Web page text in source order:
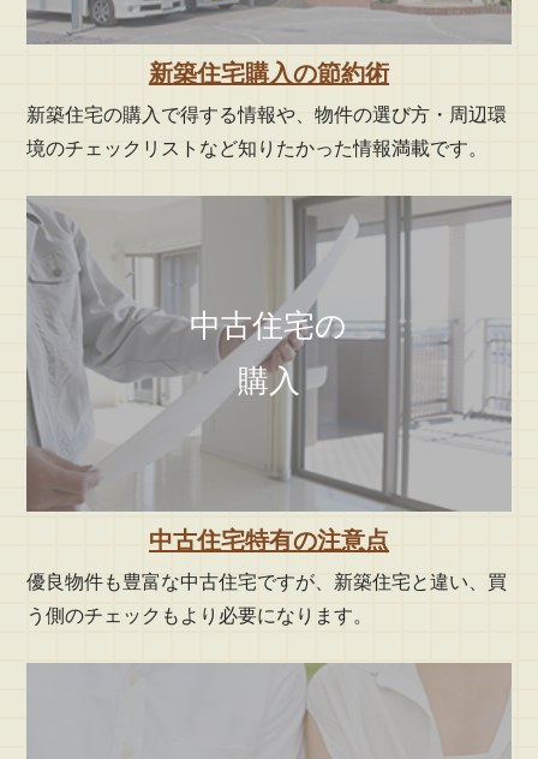
新築住宅購入の節約術
新築住宅の購入で得する情報や、物件の選び方・周辺環
境のチェックリストなど知りたかった情報満載です。
中古住宅の
購入
中古住宅特有の注意点
優良物件も豊富な中古住宅ですが、新築住宅と違い、買
う側のチェックもより必要になります。